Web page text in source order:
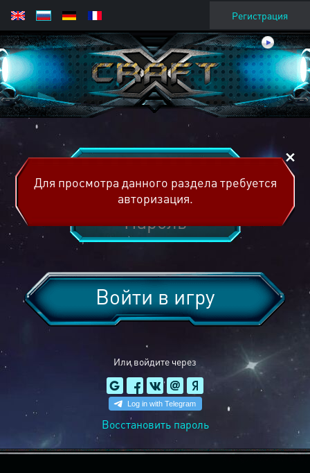
Регистрация
Или войдите через
Войти в игру
Восстановить пароль
Для просмотра данного раздела требуется
авторизация.